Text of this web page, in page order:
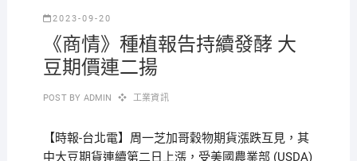
2023-09-20
《商情》種植報告持續發酵 大
豆期價連二揚
POST BY ADMIN 工業資訊
【時報-台北電】周一芝加哥穀物期貨漲跌互見，其
中大豆期貨連續第二日上漲，受美國農業部 (USDA)